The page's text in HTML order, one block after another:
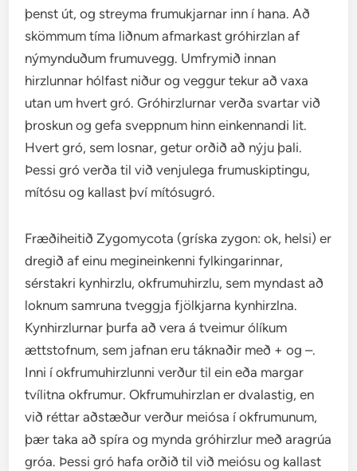
þenst út, og streyma frumukjarnar inn í hana. Að
skömmum tíma liðnum afmarkast gróhirzlan af
nýmynduðum frumuvegg. Umfrymið innan
hirzlunnar hólfast niður og veggur tekur að vaxa
utan um hvert gró. Gróhirzlurnar verða svartar við
þroskun og gefa sveppnum hinn einkennandi lit.
Hvert gró, sem losnar, getur orðið að nýju þali.
Þessi gró verða til við venjulega frumuskiptingu,
mítósu og kallast því mítósugró.
Fræðiheitið Zygomycota (gríska zygon: ok, helsi) er
dregið af einu megineinkenni fylkingarinnar,
sérstakri kynhirzlu, okfrumuhirzlu, sem myndast að
loknum samruna tveggja fjölkjarna kynhirzlna.
Kynhirzlurnar þurfa að vera á tveimur ólíkum
ættstofnum, sem jafnan eru táknaðir með + og –.
Inni í okfrumuhirzlunni verður til ein eða margar
tvílitna okfrumur. Okfrumuhirzlan er dvalastig, en
við réttar aðstæður verður meiósa í okfrumunum,
þær taka að spíra og mynda gróhirzlur með aragrúa
gróa. Þessi gró hafa orðið til við meiósu og kallast